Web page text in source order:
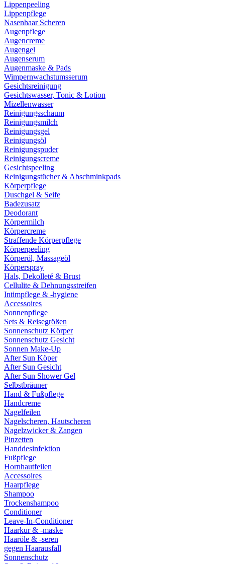
Lippenpeeling
Lippenpflege
Nasenhaar Scheren
Augenpflege
Augencreme
Augengel
Augenserum
Augenmaske & Pads
Wimpernwachstumsserum
Gesichtsreinigung
Gesichtswasser, Tonic & Lotion
Mizellenwasser
Reinigungsschaum
Reinigungsmilch
Reinigungsgel
Reinigungsöl
Reinigungspuder
Reinigungscreme
Gesichtspeeling
Reinigungstücher & Abschminkpads
Körperpflege
Duschgel & Seife
Badezusatz
Deodorant
Körpermilch
Körpercreme
Straffende Körperpflege
Körperpeeling
Körperöl, Massageöl
Körperspray
Hals, Dekolleté & Brust
Cellulite & Dehnungsstreifen
Intimpflege & -hygiene
Accessoires
Sonnenpflege
Sets & Reisegrößen
Sonnenschutz Körper
Sonnenschutz Gesicht
Sonnen Make-Up
After Sun Köper
After Sun Gesicht
After Sun Shower Gel
Selbstbräuner
Hand & Fußpflege
Handcreme
Nagelfeilen
Nagelscheren, Hautscheren
Nagelzwicker & Zangen
Pinzetten
Handdesinfektion
Fußpflege
Hornhautfeilen
Accessoires
Haarpflege
Shampoo
Trockenshampoo
Conditioner
Leave-In-Conditioner
Haarkur & -maske
Haaröle & -seren
gegen Haarausfall
Sonnenschutz